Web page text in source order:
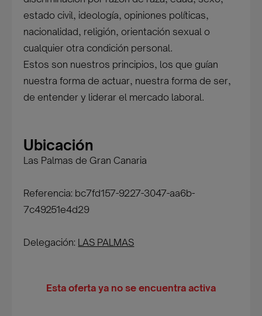
estado civil, ideología, opiniones políticas,
nacionalidad, religión, orientación sexual o
cualquier otra condición personal.
Estos son nuestros principios, los que guían
nuestra forma de actuar, nuestra forma de ser,
de entender y liderar el mercado laboral.
Ubicación
Las Palmas de Gran Canaria
Referencia: bc7fd157-9227-3047-aa6b-
7c49251e4d29
Delegación: LAS PALMAS
Esta oferta ya no se encuentra activa